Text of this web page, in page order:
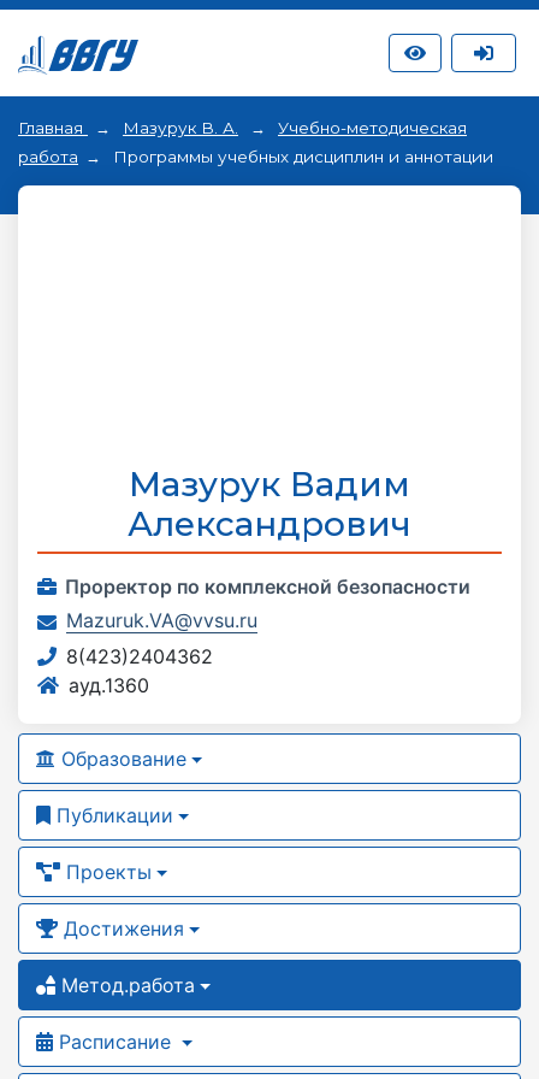
Главная Мазурук В. А.
Учебно-методическая
работа
Программы учебных дисциплин и аннотации
Мазурук Вадим
Александрович
Проректор по комплексной безопасности
Mazuruk.VA@vvsu.ru
8(423)2404362
ауд.1360
Образование
Публикации
Проекты
Достижения
Метод.работа
Расписание